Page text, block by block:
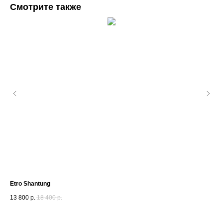
Смотрите также
Etro Shantung
13 800 р. 18 400 р.